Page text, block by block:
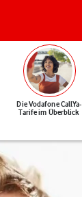
Die Vodafone CallYa-
Tarife im Überblick